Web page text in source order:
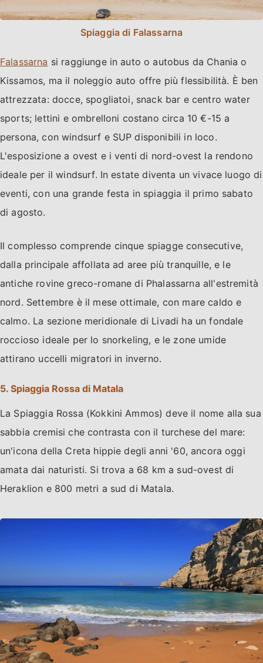
Spiaggia di Falassarna
Falassarna si raggiunge in auto o autobus da Chania o
Kissamos, ma il noleggio auto offre più flessibilità. È ben
attrezzata: docce, spogliatoi, snack bar e centro water
sports; lettini e ombrelloni costano circa 10 €-15 a
persona, con windsurf e SUP disponibili in loco.
L'esposizione a ovest e i venti di nord-ovest la rendono
ideale per il windsurf. In estate diventa un vivace luogo di
eventi, con una grande festa in spiaggia il primo sabato
di agosto.
Il complesso comprende cinque spiagge consecutive,
dalla principale affollata ad aree più tranquille, e le
antiche rovine greco-romane di Phalassarna all'estremità
nord. Settembre è il mese ottimale, con mare caldo e
calmo. La sezione meridionale di Livadi ha un fondale
roccioso ideale per lo snorkeling, e le zone umide
attirano uccelli migratori in inverno.
5. Spiaggia Rossa di Matala
La Spiaggia Rossa (Kokkini Ammos) deve il nome alla sua
sabbia cremisi che contrasta con il turchese del mare:
un'icona della Creta hippie degli anni '60, ancora oggi
amata dai naturisti. Si trova a 68 km a sud-ovest di
Heraklion e 800 metri a sud di Matala.